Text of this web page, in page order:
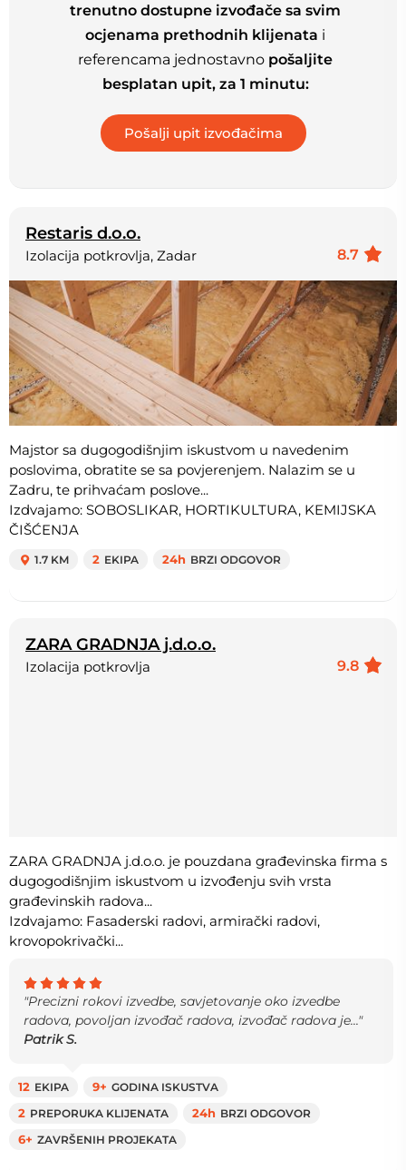
trenutno dostupne izvođače sa svim
ocjenama prethodnih klijenata i
referencama jednostavno pošaljite
besplatan upit, za 1 minutu:
Restaris d.o.o.
8.7
Izolacija potkrovlja, Zadar
Majstor sa dugogodišnjim iskustvom u navedenim
poslovima, obratite se sa povjerenjem. Nalazim se u
Zadru, te prihvaćam poslove...
Izdvajamo: SOBOSLIKAR, HORTIKULTURA, KEMIJSKA
ČIŠĆENJA
1.7 KM 2 EKIPA 24h BRZI ODGOVOR
ZARA GRADNJA j.d.o.o.
9.8
Izolacija potkrovlja
ZARA GRADNJA j.d.o.o. je pouzdana građevinska firma s
dugogodišnjim iskustvom u izvođenju svih vrsta
građevinskih radova...
Izdvajamo: Fasaderski radovi, armirački radovi,
krovopokrivački...
"Precizni rokovi izvedbe, savjetovanje oko izvedbe
radova, povoljan izvođač radova, izvođač radova je..."
Patrik S.
12 EKIPA 9+ GODINA ISKUSTVA
2 PREPORUKA KLIJENATA 24h BRZI ODGOVOR
6+ ZAVRŠENIH PROJEKATA